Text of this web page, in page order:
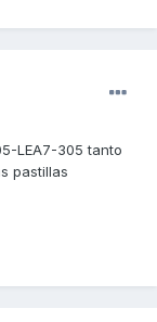
LEA7-305 tanto
pastillas